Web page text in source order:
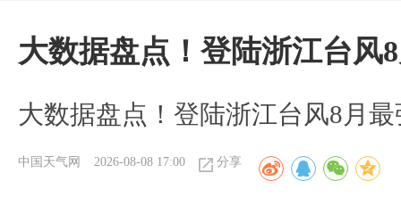
大数据盘点！登陆浙江台风
大数据盘点！登陆浙江台风8月
中国天气网 2026-08-08 17:00 分享